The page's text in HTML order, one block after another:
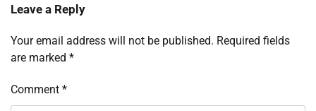
Leave a Reply
Your email address will not be published. Required fields
are marked *
Comment *